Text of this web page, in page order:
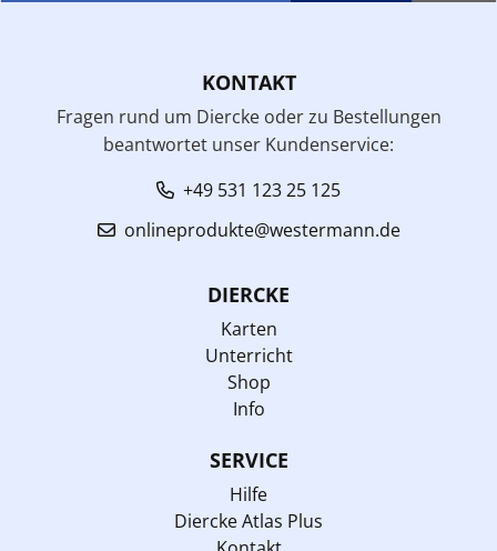
KONTAKT
Fragen rund um Diercke oder zu Bestellungen
beantwortet unser Kundenservice:
+49 531 123 25 125
onlineprodukte@westermann.de
DIERCKE
Karten
Unterricht
Shop
Info
SERVICE
Hilfe
Diercke Atlas Plus